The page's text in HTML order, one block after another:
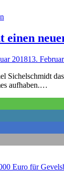
einen
201813.
Sichelschmidt
aufhaben.…